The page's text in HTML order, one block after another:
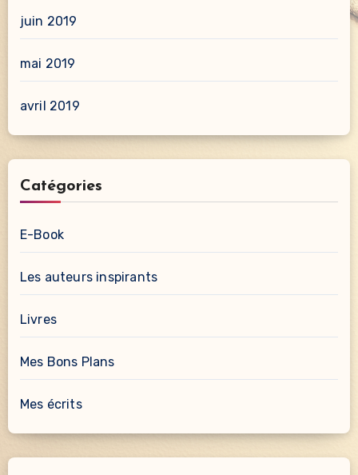
juin 2019
mai 2019
avril 2019
Catégories
E-Book
Les auteurs inspirants
Livres
Mes Bons Plans
Mes écrits